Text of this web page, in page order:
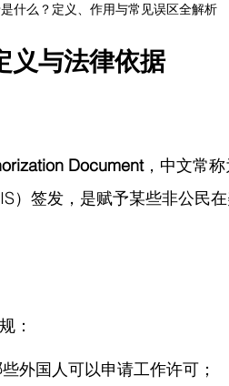
什么？定义、作用与常见误区全解析
义与法律依据
Document，中文常称
）签发，是赋予某些非公民
：
外国人可以申请工作许可；